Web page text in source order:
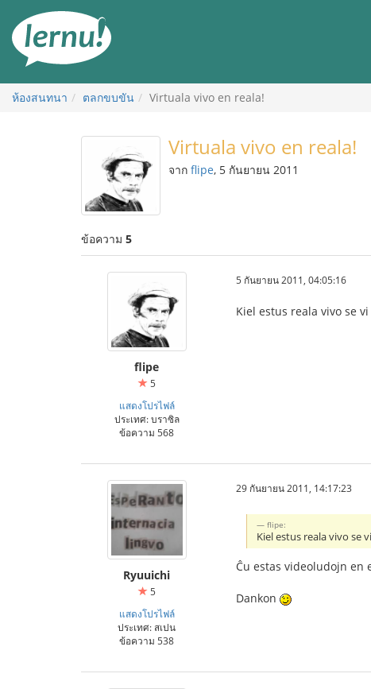
สารบัญ
ห้องสนทนา ตลกขบขัน Virtuala vivo en reala!
Virtuala vivo en reala!
จาก flipe, 5 กันยายน 2011
ข้อความ 5
flipe
5
แสดงโปรไฟล์
ประเทศ: บราซิล
ข้อความ 568
5 กันยายน 2011, 04:05:16
Kiel estus reala vivo se
Ryuuichi
5
แสดงโปรไฟล์
ประเทศ: สเปน
ข้อความ 538
29 กันยายน 2011, 14:17:23
flipe:
Kiel estus reala vivo se
Ĉu estas videoludojn en
Dankon